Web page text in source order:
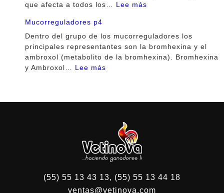
DEPORTIVAS
P2
que afecta a todos los… Lee más
DE
LOS
ANTIBIÓTICOS
Mucorreguladores p4
Dentro del grupo de los mucorreguladores los
principales representantes son la bromhexina y el
ambroxol (metabolito de la bromhexina). Bromhexina
y Ambroxol… Lee más
(55) 55 13 43 13, (55) 55 13 44 18
ventas@vetinova.com